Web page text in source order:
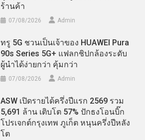
ร้านค้า
07/08/2026 Admin
ทรู 5G ชวนเป็นเจ้าของ HUAWEI Pura
90s Series 5G+ แฟลกชิปกล้องระดับ
ผู้นำได้ง่ายกว่า คุ้มกว่า
07/08/2026 Admin
ASW เปิดรายได้ครึ่งปีแรก 2569 รวม
5,691 ล้าน เติบโต 57% ปักธงโอนบิ๊ก
โปรเจกต์กรุงเทพ ภูเก็ต หนุนครึ่งปีหลัง
โต